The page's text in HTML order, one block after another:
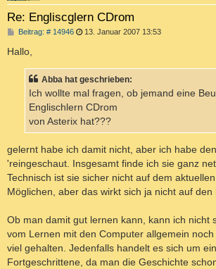
Re: Engliscglern CDrom
Beitrag: # 14946B
r
a
13. Januar 2007 13:53
Hallo,
Abba hat geschrieben:
Ich wollte mal fragen, ob jemand eine
Englischlern CDrom
von Asterix hat???
gelernt habe ich damit nicht, aber ich habe
'reingeschaut. Insgesamt finde ich sie ganz
Technisch ist sie sicher nicht auf dem
Möglichen, aber das wirkt sich ja nicht auf den
Ob man damit gut lernen kann, kann ich nicht
vom Lernen mit den Computer allgemein
viel gehalten. Jedenfalls handelt es sich um
Fortgeschrittene, da man die Geschichte